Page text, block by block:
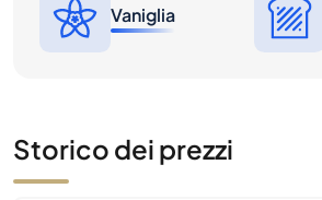
Vaniglia
Storico dei prezzi